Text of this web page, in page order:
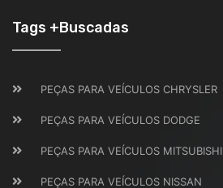
Tags +Buscadas
PEÇAS PARA VEÍCULOS CHRYSLER
PEÇAS PARA VEÍCULOS DODGE
PEÇAS PARA VEÍCULOS MITSUBISHI
PEÇAS PARA VEÍCULOS NISSAN